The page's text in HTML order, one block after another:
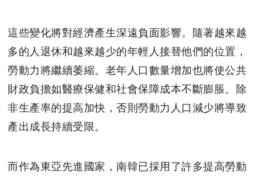
這些變化將對經濟產生深遠負面影響。隨著越來越
多的人退休和越來越少的年輕人接替他們的位置，
勞動力將繼續萎縮。老年人口數量增加也將使公共
財政負擔如醫療保健和社會保障成本不斷膨脹。除
非生產率的提高加快，否則勞動力人口減少將導致
產出成長持續受限。
而作為東亞先進國家，南韓已採用了許多提高勞動